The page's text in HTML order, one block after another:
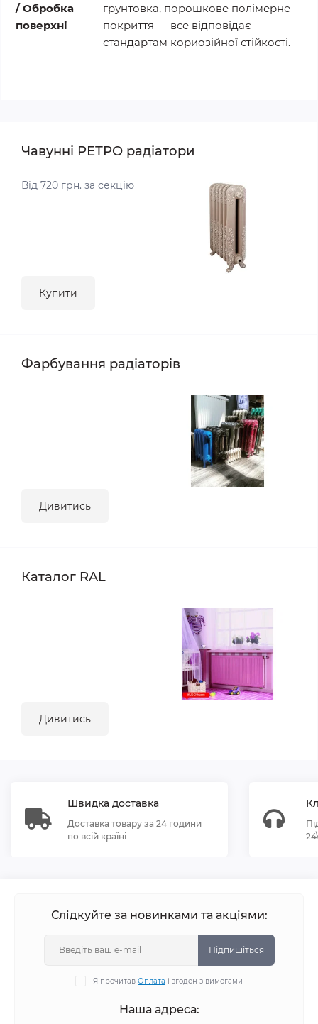
/ Обробка
поверхні
грунтовка, порошкове полімерне
покриття — все відповідає
стандартам кориозійної стійкості.
Чавунні РЕТРО радіатори
Від 720 грн. за секцію
Купити
Фарбування радіаторів
Дивитись
Каталог RAL
Дивитись
Швидка доставка
Доставка товару за 24 години
по всій країні
Слідкуйте за новинками та акціями:
Підпишіться
Я прочитав Оплата і згоден з вимогами
Наша адреса: